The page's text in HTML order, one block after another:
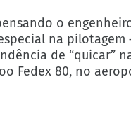
o
na pilotagem
de “quicar”
Fedex 80, no